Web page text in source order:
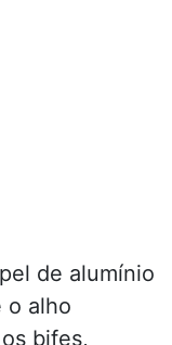
de alumínio
o alho
bifes,